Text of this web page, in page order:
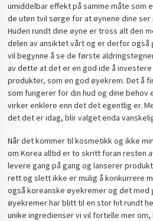
umiddelbar effekt på samme måte som
de uten tvil sørge for at øynene dine
Huden rundt dine øyne er tross alt den
delen av ansiktet vårt og er derfor
vil begynne å se de første
av dette at det er en god ide å
produkter, som en god øyekrem. Det å
som fungerer for din hud og dine behov
virker enklere enn det det egentlig er.
det det er idag, blir valget enda
Når det kommer til kosmetikk og ikke
om Korea alltid er to skritt foran resten
levere gang på gang og lanserer
rett og slett ikke er mulig å konkurrere
også koreanske øyekremer og det med
øyekremer har blitt til en stor hit rundt
unike ingredienser vi vil fortelle mer